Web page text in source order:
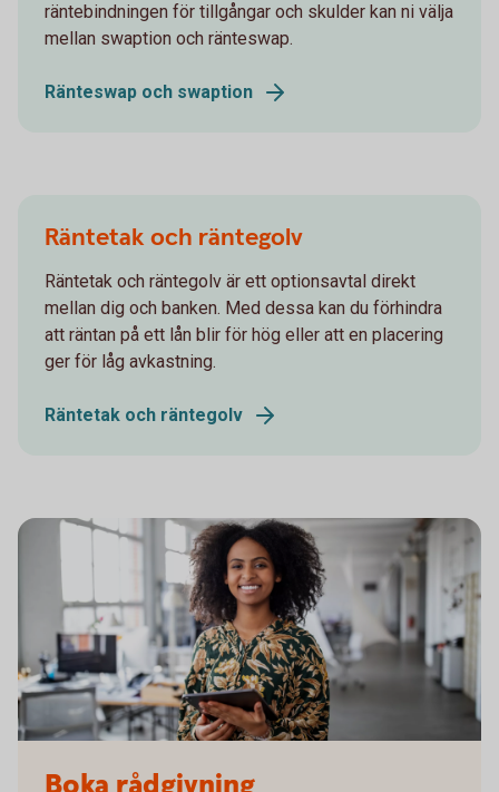
räntebindningen för tillgångar och skulder kan ni välja
mellan swaption och ränteswap.
Ränteswap och swaption
Räntetak och räntegolv
Räntetak och räntegolv är ett optionsavtal direkt
mellan dig och banken. Med dessa kan du förhindra
att räntan på ett lån blir för hög eller att en placering
ger för låg avkastning.
Räntetak och räntegolv